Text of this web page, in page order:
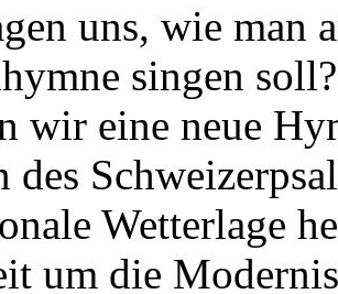
uns, wie man
singen
wir eine neue
des
Wetterlage
um die